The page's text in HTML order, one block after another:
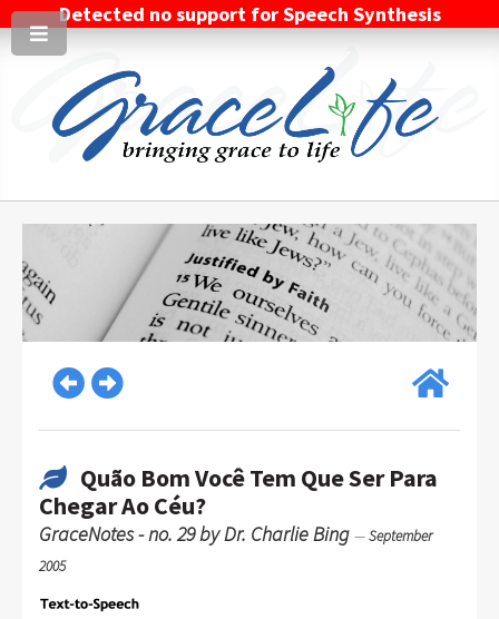
Detected no support for Speech Synthesis
Quão Bom Você Tem Que Ser Para
Chegar Ao Céu?
GraceNotes - no. 29 by Dr. Charlie Bing —September
2005